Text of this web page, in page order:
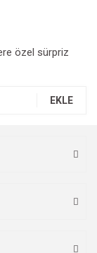
özel sürpriz
EKLE